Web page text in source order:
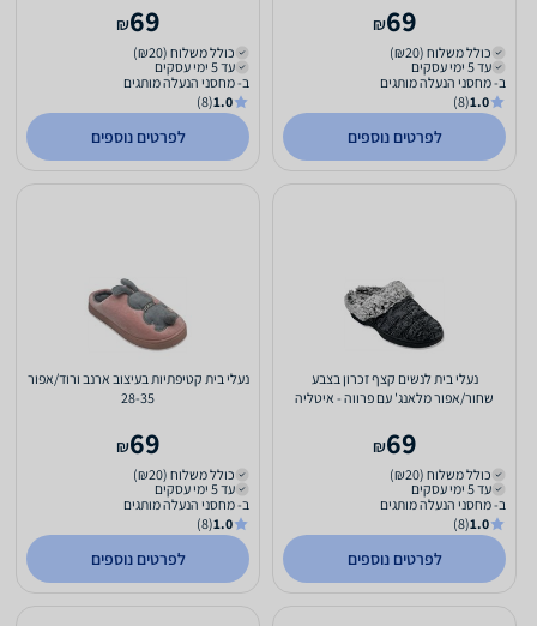
69
₪
כולל משלוח (₪20)
עד 5 ימי עסקים
ב- מחסני הנעלה מותגים
1.0
(8)
לפרטים נוספים
69
₪
כולל משלוח (₪20)
עד 5 ימי עסקים
ב- מחסני הנעלה מותגים
1.0
(8)
לפרטים נוספים
נעלי בית לנשים קצף זכרון בצבע
שחור/אפור מלאנג' עם פרווה - איטליה
69
₪
כולל משלוח (₪20)
עד 5 ימי עסקים
ב- מחסני הנעלה מותגים
1.0
(8)
לפרטים נוספים
נעלי בית קטיפתיות בעיצוב ארנב ורוד/אפור
28-35
69
₪
כולל משלוח (₪20)
עד 5 ימי עסקים
ב- מחסני הנעלה מותגים
1.0
(8)
לפרטים נוספים